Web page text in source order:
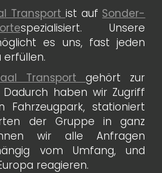
Transport ist auf Sonder-
spezialisiert. Unsere
es uns, fast jeden
Transportgehört zur
Dadurch haben wir Zugriff
Fahrzeugpark, stationiert
der Gruppe in ganz
wir alle Anfragen
vom Umfang, und
reagieren.